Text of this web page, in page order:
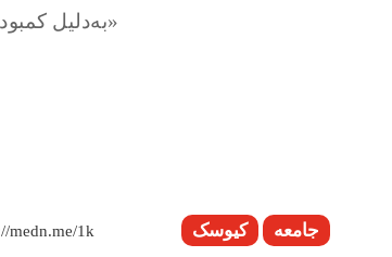
جامعه کیوسک